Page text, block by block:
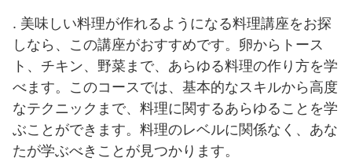
. 美味しい料理が作れるようになる料理講座をお探
しなら、この講座がおすすめです。卵からトース
ト、チキン、野菜まで、あらゆる料理の作り方を学
べます。このコースでは、基本的なスキルから高度
なテクニックまで、料理に関するあらゆることを学
ぶことができます。料理のレベルに関係なく、あな
たが学ぶべきことが見つかります。